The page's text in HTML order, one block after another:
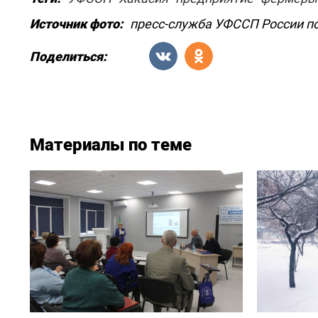
Источник фото: пресс-служба УФССП России
Поделиться:
Материалы по теме